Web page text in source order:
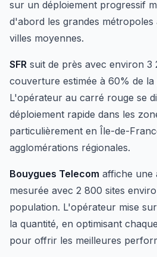
sur un déploiement progressif
d'abord les grandes
villes moyennes.
SFR suit de près avec environ 3
couverture estimée à 60% de la
L'opérateur au carré rouge se
déploiement rapide dans les
particulièrement en Île-de-
agglomérations régionales.
Bouygues Telecom affiche une
mesurée avec 2 800 sites
population. L'opérateur mise
la quantité, en optimisant
pour offrir les meilleures